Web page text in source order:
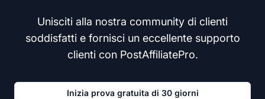
Unisciti alla nostra community di clienti
soddisfatti e fornisci un eccellente supporto
clienti con PostAffiliatePro.
Inizia prova gratuita di 30 giorni